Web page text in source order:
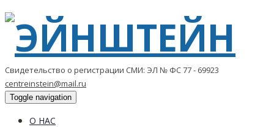
Свидетельство о регистрации СМИ: ЭЛ № ФС 77 - 69923
centreinstein@mail.ru
Toggle navigation
О НАС